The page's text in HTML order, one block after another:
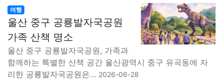
여행
울산 중구 공룡발자국공원
가족 산책 명소
울산 중구 공룡발자국공원, 가족과
함께하는 특별한 산책 공간 울산광역시 중구 유곡동에 자
리한 공룡발자국공원은… 2026-06-28